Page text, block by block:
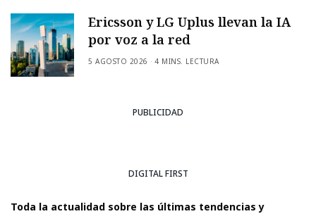
Ericsson y LG Uplus llevan la IA
por voz a la red
5 AGOSTO 2026 4 MINS. LECTURA
PUBLICIDAD
DIGITAL FIRST
Toda la actualidad sobre las últimas tendencias y